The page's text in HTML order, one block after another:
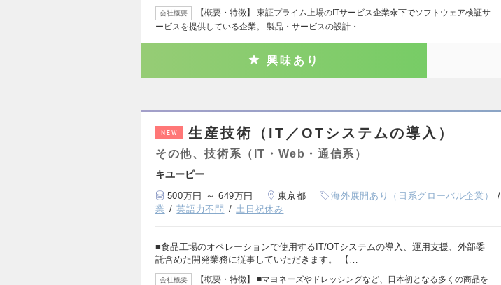
会社概要
【概要・特徴】 東証プライム上場のITサービス企業傘下でソフトウェア検証サ
ービスを提供している企業。 製品・サービスの設計・…
興味あり
NEW 生産技術（IT／OTシステムの導入）
その他、技術系（IT・Web・通信系）
キユーピー
500万円 ～ 649万円 東京都 海外展開あり（日系グローバル企業）
業
英語力不問 土日祝休み
■食品工場のオペレーションで使用するIT/OTシステムの導入、運用支援、外部委
託含めた開発業務に従事していただきます。 【…
会社概要
【概要・特徴】 ■マヨネーズやドレッシングなど、日本初となる多くの商品を